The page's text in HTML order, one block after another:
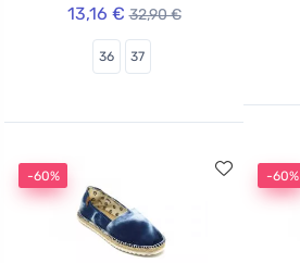
13,16 € 32,90 €
36 37
-60% -60%